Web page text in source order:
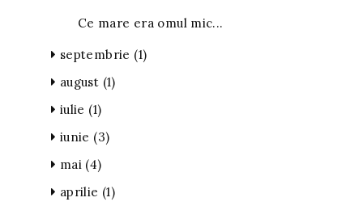
Ce mare era omul mic...
septembrie (1)
august (1)
iulie (1)
iunie (3)
mai (4)
aprilie (1)